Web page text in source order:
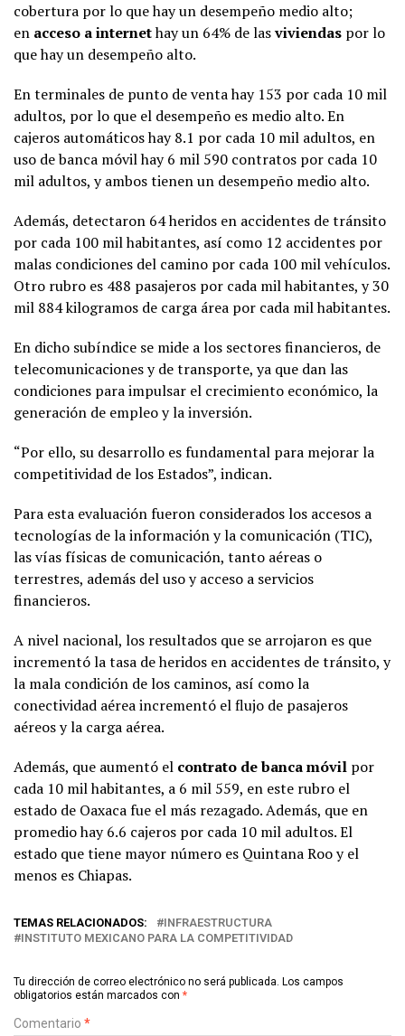
cobertura por lo que hay un desempeño medio alto;
en acceso a internethay un 64% de lasviviendas por lo
que hay un desempeño alto.
En terminales de punto de venta hay 153 por cada 10 mil
adultos, por lo que el desempeño es medio alto. En
cajeros automáticos hay 8.1 por cada 10 mil adultos, en
uso de banca móvil hay 6 mil 590 contratos por cada 10
mil adultos, y ambos tienen un desempeño medio alto.
Además, detectaron 64 heridos en accidentes de tránsito
por cada 100 mil habitantes, así como 12 accidentes por
malas condiciones del camino por cada 100 mil vehículos.
Otro rubro es 488 pasajeros por cada mil habitantes, y 30
mil 884 kilogramos de carga área por cada mil habitantes.
En dicho subíndice se mide a los sectores financieros, de
telecomunicaciones y de transporte, ya que dan las
condiciones para impulsar el crecimiento económico, la
generación de empleo y la inversión.
“Por ello, su desarrollo es fundamental para mejorar la
competitividad de los Estados”, indican.
Para esta evaluación fueron considerados los accesos a
tecnologías de la información y la comunicación (TIC),
las vías físicas de comunicación, tanto aéreas o
terrestres, además del uso y acceso a servicios
financieros.
A nivel nacional, los resultados que se arrojaron es que
incrementó la tasa de heridos en accidentes de tránsito, y
la mala condición de los caminos, así como la
conectividad aérea incrementó el flujo de pasajeros
aéreos y la carga aérea.
Además, que aumentó el contrato de banca móvil por
cada 10 mil habitantes, a 6 mil 559, en este rubro el
estado de Oaxaca fue el más rezagado. Además, que en
promedio hay 6.6 cajeros por cada 10 mil adultos. El
estado que tiene mayor número es Quintana Roo y el
menos es Chiapas.
TEMAS RELACIONADOS:
INFRAESTRUCTURA
INSTITUTO MEXICANO PARA LA COMPETITIVIDAD
Tu dirección de correo electrónico no será publicada. Los campos
obligatorios están marcados con *
Comentario *